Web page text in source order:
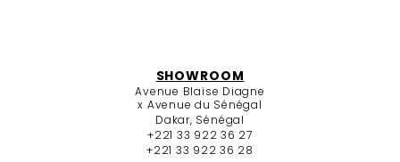
SHOWROOM
Avenue Blaise Diagne
x Avenue du Sénégal
Dakar, Sénégal
+221 33 922 36 27
+221 33 922 36 28